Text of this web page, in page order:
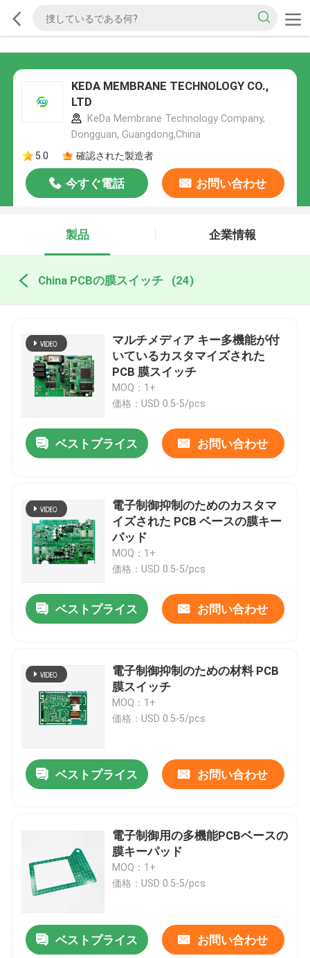
KEDA MEMBRANE TECHNOLOGY CO.,
LTD
KeDa Membrane Technology Company,
Dongguan, Guangdong,China
5.0
確認された製造者
今すぐ電話 お問い合わせ
製品 企業情報
China PCBの膜スイッチ (24)
マルチメディア キー多機能が付
いているカスタマイズされた
PCB 膜スイッチ
MOQ：1+
価格：USD 0.5-5/pcs
ベストプライス お問い合わせ
電子制御抑制のためのカスタマ
イズされた PCB ベースの膜キー
パッド
MOQ：1+
価格：USD 0.5-5/pcs
ベストプライス お問い合わせ
電子制御抑制のための材料 PCB
膜スイッチ
MOQ：1+
価格：USD 0.5-5/pcs
ベストプライス お問い合わせ
電子制御用の多機能PCBベースの
膜キーパッド
MOQ：1+
価格：USD 0.5-5/pcs
ベストプライス お問い合わせ